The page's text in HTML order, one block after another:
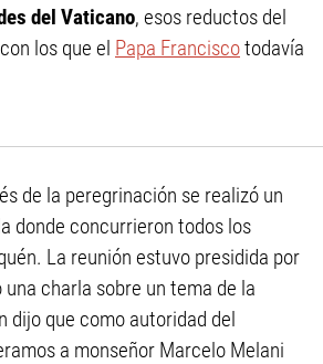
del Vaticano, esos reductos del
los que el Papa Franciscotodavía
de la peregrinación se realizó un
donde concurrieron todos los
La reunión estuvo presidida por
una charla sobre un tema de la
dijo que como autoridad del
a monseñor Marcelo Melani